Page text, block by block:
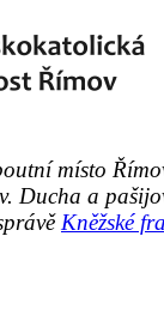
místo
Ducha a
Kněžské